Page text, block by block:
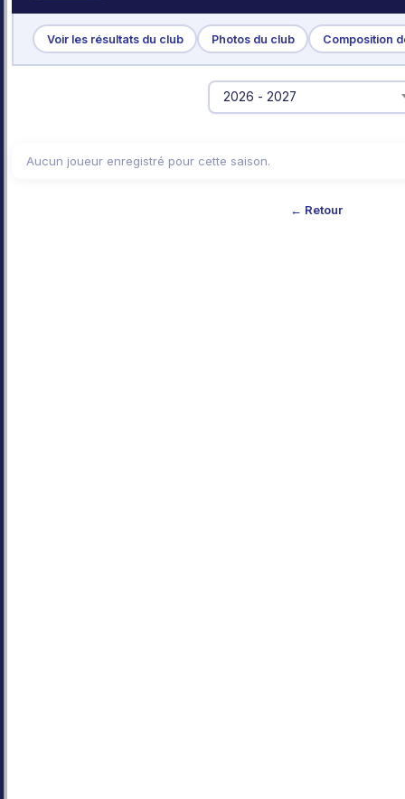
Voir les résultats du club Photos du club Composition
Aucun joueur enregistré pour cette saison.
← Retour